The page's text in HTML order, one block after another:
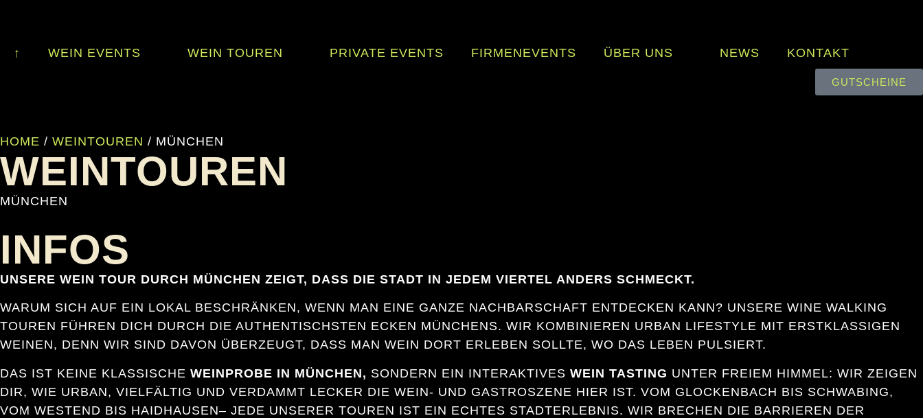
↑ WEIN EVENTS WEIN TOUREN PRIVATE EVENTS FIRMENEVENTS ÜBER UNS NEWS KONTAKT
GUTSCHEINE
HOME / WEINTOUREN / MÜNCHEN
WEINTOUREN
MÜNCHEN
INFOS
UNSERE WEIN TOUR DURCH MÜNCHEN ZEIGT, DASS DIE STADT IN JEDEM VIERTEL ANDERS SCHMECKT.
WARUM SICH AUF EIN LOKAL BESCHRÄNKEN, WENN MAN EINE GANZE NACHBARSCHAFT ENTDECKEN KANN? UNSERE WINE WALKING
TOUREN FÜHREN DICH DURCH DIE AUTHENTISCHSTEN ECKEN MÜNCHENS. WIR KOMBINIEREN URBAN LIFESTYLE MIT ERSTKLASSIGEN
WEINEN, DENN WIR SIND DAVON ÜBERZEUGT, DASS MAN WEIN DORT ERLEBEN SOLLTE, WO DAS LEBEN PULSIERT.
DAS IST KEINE KLASSISCHE WEINPROBE IN MÜNCHEN, SONDERN EIN INTERAKTIVES WEIN TASTING UNTER FREIEM HIMMEL: WIR ZEIGEN
DIR, WIE URBAN, VIELFÄLTIG UND VERDAMMT LECKER DIE WEIN- UND GASTROSZENE HIER IST. VOM GLOCKENBACH BIS SCHWABING,
VOM WESTEND BIS HAIDHAUSEN– JEDE UNSERER TOUREN IST EIN ECHTES STADTERLEBNIS. WIR BRECHEN DIE BARRIEREN DER